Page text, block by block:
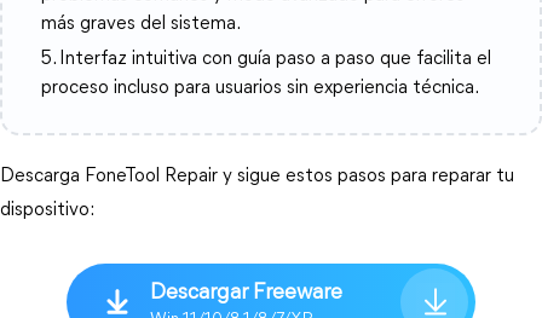
más graves del sistema.
5. Interfaz intuitiva con guía paso a paso que facilita el
proceso incluso para usuarios sin experiencia técnica.
Descarga FoneTool Repair y sigue estos pasos para reparar tu
dispositivo:
Descargar Freeware